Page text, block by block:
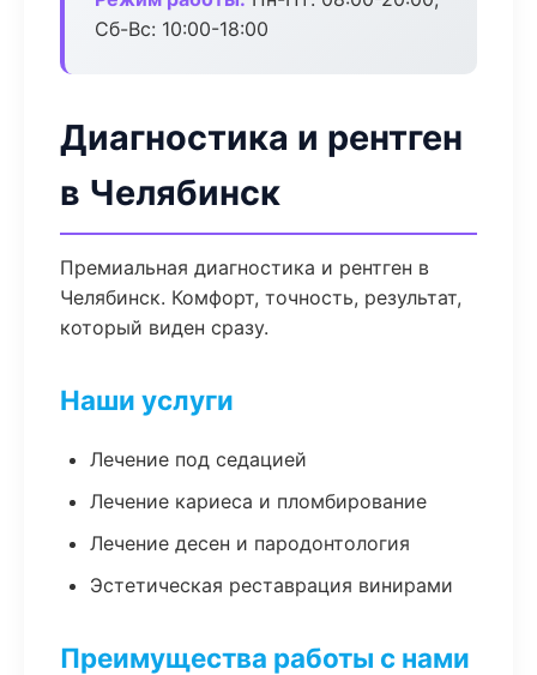
Сб-Вс: 10:00-18:00
Диагностика и рентген
в Челябинск
Премиальная диагностика и рентген в
Челябинск. Комфорт, точность, результат,
который виден сразу.
Наши услуги
Лечение под седацией
Лечение кариеса и пломбирование
Лечение десен и пародонтология
Эстетическая реставрация винирами
Преимущества работы с нами